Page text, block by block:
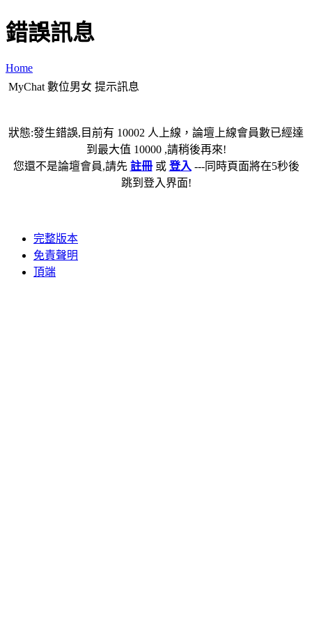
錯誤訊息
Home
MyChat 數位男女 提示訊息
狀態:發生錯誤,目前有 10002 人上線，論壇上線會員數已經達
到最大值 10000 ,請稍後再來!
您還不是論壇會員,請先 註冊或 登入 ---同時頁面將在5秒後
跳到登入界面!
完整版本
免責聲明
頂端